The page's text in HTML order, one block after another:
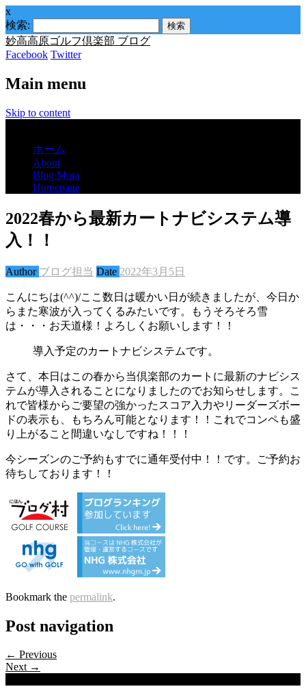
x
検索:
妙高高原ゴルフ倶楽部 ブログ
Facebook Twitter
Main menu
Skip to content
ホーム
About
Blog Mura
Homepage
2022春から最新カートナビシステム導
入！！
Author ブログ担当 Date 2022年3月5日
こんにちは(^^)/ここ数日は暖かい日が続きましたが、今日か
らまた寒波が入ってくるみたいです。もうそろそろ雪
は・・・お天道様！よろしくお願いします！！
導入予定のカートナビシステムです。
さて、本日はこの春から当倶楽部のカートに最新のナビシス
テムが導入されることになりましたのでお知らせします。こ
れで皆様からご要望の強かったスコア入力やリーダーズボー
ドの表示も、もちろん可能となります！！これでコンペも盛
り上がること間違いなしですね！！！
今シーズンのご予約もすでに通年受付中！！です。ご予約お
待ちしております！！
Bookmark the permalink.
Post navigation
← Previous
Next →